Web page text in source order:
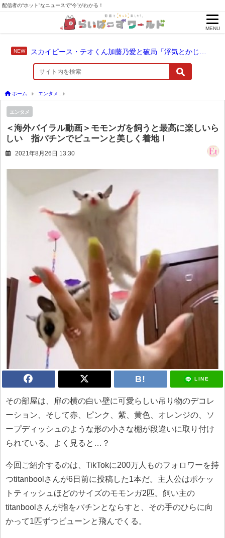
配信者の“ホット”なニュースで“今”がわかる！
MENU
ホーム エンタメ
エンタメ
＜海外バイラル動画＞モモンガを飼うと最高に楽しいら
しい 指パチンでビューンと美しく着地！
2021年8月26日 13:30
LINE
その部屋は、扉の横の白い壁に可愛らしい吊り物のデコレ
ーション、そして赤、ピンク、紫、黄色、オレンジの、ソ
ープディッシュのような形の小さな棚が段違いに取り付け
られている。よく見ると…？
今回ご紹介するのは、TikTokに200万人ものフォロワーを持
つtitanboolさんが6日前に投稿した1本だ。主人公はポケッ
トティッシュほどのサイズのモモンガ2匹。飼い主の
titanboolさんが指をパチンとならすと、その手のひらに向
かって1匹ずつビューンと飛んでくる。